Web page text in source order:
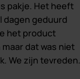
pakje. Het heeft
dagen geduurd
het product
dat was niet
We zijn tevreden.